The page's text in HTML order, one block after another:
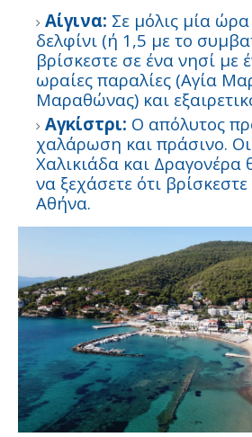
Αίγινα: Σε μόλις μία
δελφίνι (ή 1,5 με το
βρίσκεστε σε ένα νησί με
ωραίες παραλίες (Αγία
Μαραθώνας) και
Αγκίστρι: Ο απόλυτος
χαλάρωση και πράσινο.
Χαλικιάδα και Δραγονέρα
να ξεχάσετε ότι
Αθήνα.